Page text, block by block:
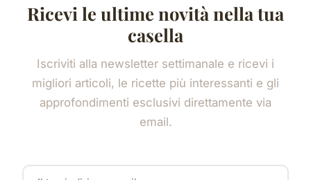
Ricevi le ultime novità nella tua
casella
Iscriviti alla newsletter settimanale e ricevi i
migliori articoli, le ricette più interessanti e gli
approfondimenti esclusivi direttamente via
email.